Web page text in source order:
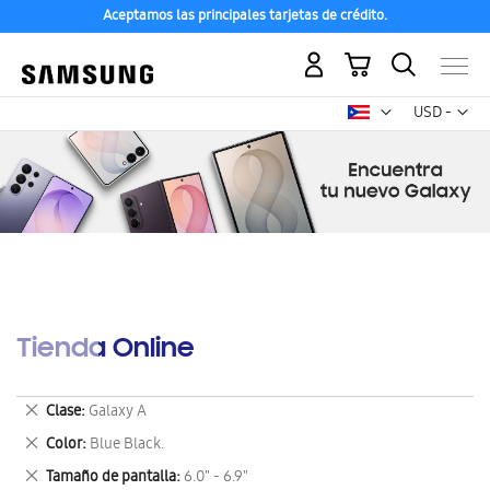
Aceptamos las principales tarjetas de crédito.
USD -
dólar
Mi carrito
Tienda Online
Clase Galaxy A
Eliminar
este
artículo
Color Blue Black.
Eliminar
este
Tamaño de pantalla 6.0" - 6.9"
Eliminar